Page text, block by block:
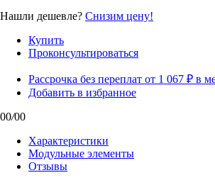
Нашли дешевле? Снизим цену!
Купить
Проконсультироваться
Рассрочка без переплат от 1 067 ₽ в
Добавить в избранное
00/00
Характеристики
Модульные элементы
Отзывы